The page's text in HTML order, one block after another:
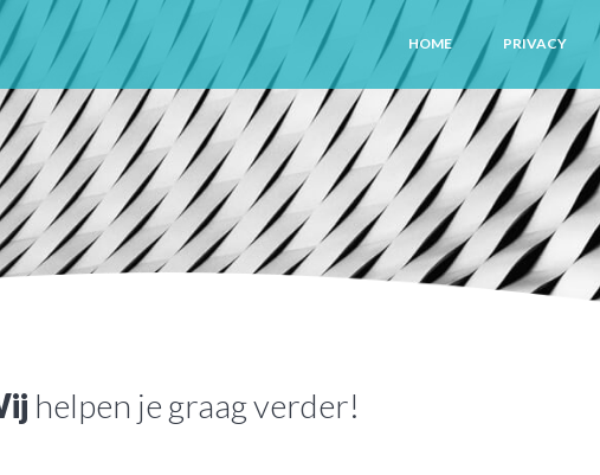
HOME PRIVACY
helpen je graag verder!